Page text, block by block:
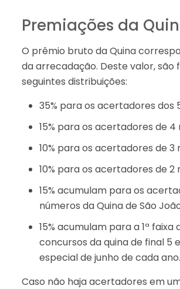
Premiações da
O prêmio bruto da Quina
da arrecadação. Deste valor, são
seguintes distribuições:
35% para os acertadores dos
15% para os acertadores de 4
10% para os acertadores de 3
10% para os acertadores de 2
15% acumulam para os
números da Quina de São
15% acumulam para a 1ª faixa
concursos da quina de final 5
especial de junho de cada ano.
Caso não haja acertadores em